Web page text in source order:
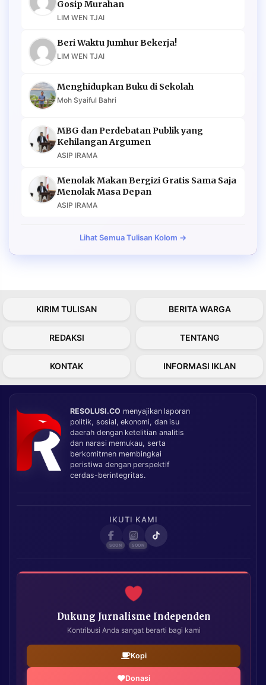
Gosip Murahan
LIM WEN TJAI
Beri Waktu Jumhur Bekerja!
LIM WEN TJAI
Menghidupkan Buku di Sekolah
Moh Syaiful Bahri
MBG dan Perdebatan Publik yang
Kehilangan Argumen
ASIP IRAMA
Menolak Makan Bergizi Gratis Sama Saja
Menolak Masa Depan
ASIP IRAMA
Lihat Semua Tulisan Kolom →
KIRIM TULISAN BERITA WARGA
REDAKSI TENTANG
KONTAK INFORMASI IKLAN
RESOLUSI.CO menyajikan laporan
politik, sosial, ekonomi, dan isu
daerah dengan ketelitian analitis
dan narasi memukau, serta
berkomitmen membingkai
peristiwa dengan perspektif
cerdas-berintegritas.
IKUTI KAMI
Dukung Jurnalisme Independen
Kontribusi Anda sangat berarti bagi kami
Kopi
Donasi